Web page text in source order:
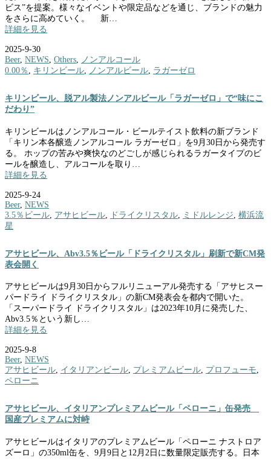
ビス”を提案。様々なイベントや限定品などを通じ、ブランドの魅力
をさらに高めていく。 新…
詳細を見る
2025-9-30
Beer, NEWS Others
ノンアルコール
0.00％
キリンビール ノンアルビール ラガーゼロ
キリンビール、脱アル製法ノンアルビール「ラガーゼロ」で“味にこ
だわり”
キリンビールはノンアルコール・ビールテイスト飲料の新ブランド
「キリン本各醸造ノンアルコール ラガーゼロ」を9月30日から発売す
る。 ホップの苦みや爽快なのどごしが感じられるラガータイプのビ
ールを醸造し、アルコールを取り…
詳細を見る
2025-9-24
Beer, NEWS
3.5％ビール アサヒビール ドライクリスタル ミドルレンジ 横浜流
星
アサヒビール、Abv3.5％ビール「ドライクリスタル」刷新で新CM発
表会開く
アサヒビールは9月30日からフルリニューアル発売する「アサヒスー
パードライ ドライクリスタル」の新CM発表会を都内で開いた。
「スーパードライ ドライクリスタル」は2023年10月に発売した、
Abv3.5％という新し…
詳細を見る
2025-9-8
Beer, NEWS
アサヒビール, イタリアンビール, プレミアムビール, プロフューモ,
ペローニ
アサヒビール、イタリアンプレミアムビール「ペローニ」缶発売
国産プレミアムに対峙
アサヒビールはイタリアのプレミアムビール「ペローニ ナストロア
ズーロ」の350ml缶を、9月9日と12月2日に数量限定販売する。日本